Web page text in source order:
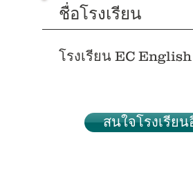
ชื่อโรงเรียน
โรงเรียน EC
สนใจโรงเรีย